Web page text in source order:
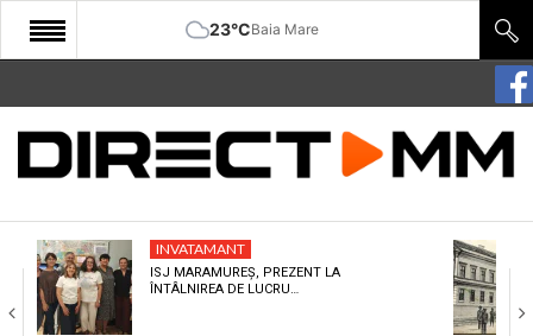
23°CBaia Mare
START
COMUNITATE
CULTURA
ECONOMIE
INVATAMANT
ISJ MARAMUREȘ, PREZENT LA
ÎNTÂLNIREA DE LUCRU…